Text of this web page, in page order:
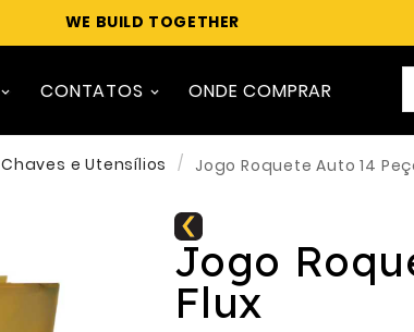
WE BUILD TOGETHER
CONTATOS ONDE COMPRAR
Chaves e Utensílios Jogo Roquete Auto 14
Jogo
Flux